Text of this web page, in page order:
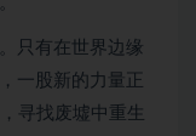
只有在世界边缘
一股新的力量正
寻找废墟中重生